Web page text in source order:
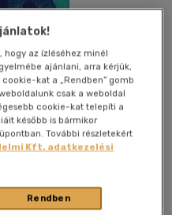
adom Megosztom
|2020|magyar nyelvű
hogy az ízléséhez minél
ajánlani, arra kérjük,
kat a „Rendben” gomb
csak a weboldal
cookie-kat telepíti a
később is bármikor
További részletekért
Kft. adatkezelési
Rendben